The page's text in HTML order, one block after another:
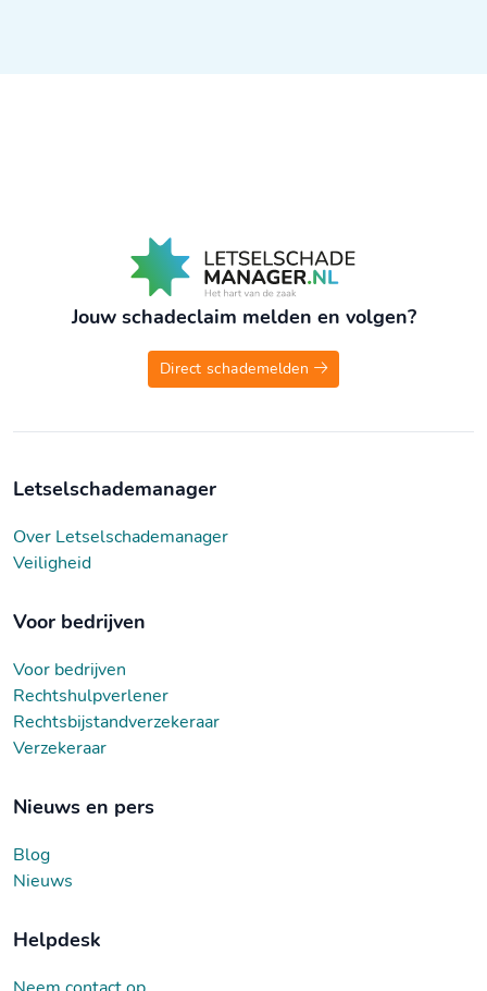
Jouw schadeclaim melden en volgen?
Direct schademelden
Letselschademanager
Over Letselschademanager
Veiligheid
Voor bedrijven
Voor bedrijven
Rechtshulpverlener
Rechtsbijstandverzekeraar
Verzekeraar
Nieuws en pers
Blog
Nieuws
Helpdesk